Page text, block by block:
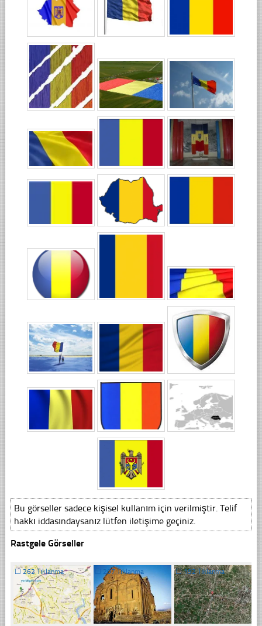
Bu görseller sadece kişisel kullanım için verilmiştir. Telif
hakkı iddasındaysanız lütfen iletişime geçiniz.
Rastgele Görseller
☐262 Tıklanma 207 Tıklanma ☐192 Tıklanma